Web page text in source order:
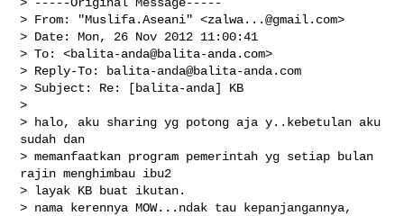
> From: "Muslifa.Aseani" <zalwa...@gmail.com>
> Date: Mon, 26 Nov 2012 11:00:41
> To: <balita-anda@balita-anda.com>
> Reply-To:
balita-anda@balita-anda.com
> Subject: Re: [balita-anda] KB
>
> halo, aku sharing yg potong aja y..kebetulan aku
sudah dan
> memanfaatkan program pemerintah yg setiap bulan
rajin menghimbau ibu2
> layak KB buat ikutan.
> nama kerennya MOW...ndak tau kepanjangannya,